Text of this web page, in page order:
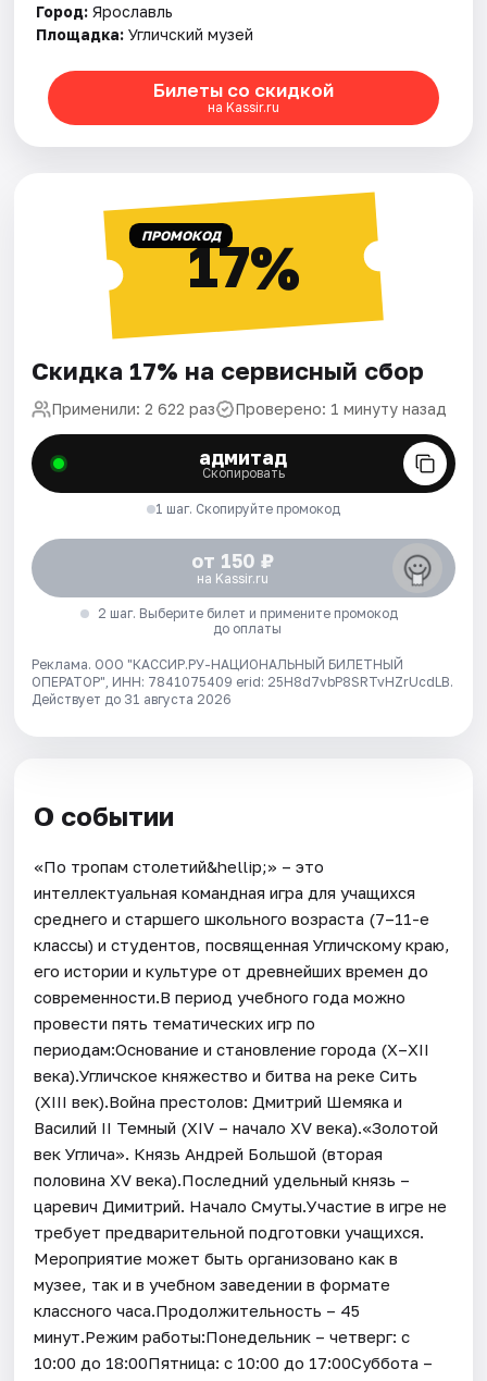
Город: Ярославль
Площадка: Угличский музей
Билеты со скидкой
на Kassir.ru
ПРОМОКОД17%
Скидка 17% на сервисный сбор
Применили: 2 622 раз Проверено: 1 минуту назад
адмитад
Скопировать
1 шаг. Скопируйте промокод
от 150 ₽
на Kassir.ru
2 шаг. Выберите билет и примените промокод
до оплаты
Реклама. ООО "КАССИР.РУ-НАЦИОНАЛЬНЫЙ БИЛЕТНЫЙ
ОПЕРАТОР", ИНН: 7841075409 erid: 25H8d7vbP8SRTvHZrUcdLB.
Действует до 31 августа 2026
О событии
«По тропам столетий&hellip;» – это
интеллектуальная командная игра для учащихся
среднего и старшего школьного возраста (7–11-е
классы) и студентов, посвященная Угличскому краю,
его истории и культуре от древнейших времен до
современности.В период учебного года можно
провести пять тематических игр по
периодам:Основание и становление города (X–XII
века).Угличское княжество и битва на реке Сить
(XIII век).Война престолов: Дмитрий Шемяка и
Василий II Темный (XIV – начало XV века).«Золотой
век Углича». Князь Андрей Большой (вторая
половина XV века).Последний удельный князь –
царевич Димитрий. Начало Смуты.Участие в игре не
требует предварительной подготовки учащихся.
Мероприятие может быть организовано как в
музее, так и в учебном заведении в формате
классного часа.Продолжительность – 45
минут.Режим работы:Понедельник – четверг: с
10:00 до 18:00Пятница: с 10:00 до 17:00Суббота –